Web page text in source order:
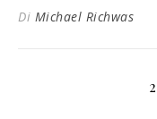
Di Michael Richwas